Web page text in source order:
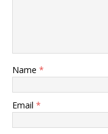
Name *
Email *